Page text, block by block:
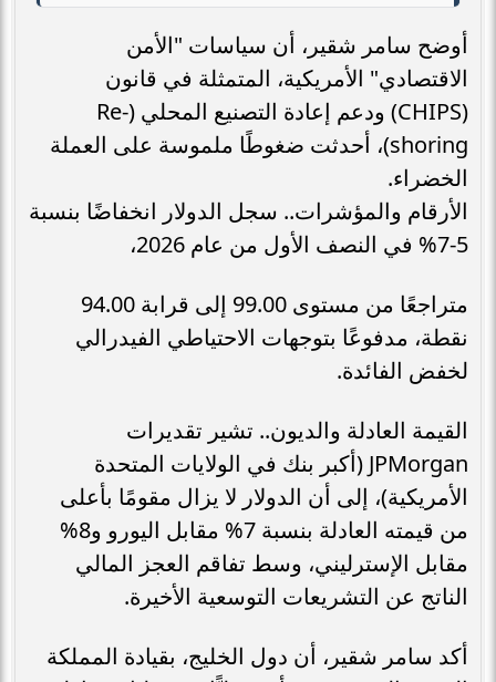
أوضح سامر شقير، أن سياسات "الأمن
الاقتصادي" الأمريكية، المتمثلة في قانون
(CHIPS) ودعم إعادة التصنيع المحلي (Re-
shoring)، أحدثت ضغوطًا ملموسة على العملة
الخضراء.
الأرقام والمؤشرات.. سجل الدولار انخفاضًا بنسبة
5-7% في النصف الأول من عام 2026،
متراجعًا من مستوى 99.00 إلى قرابة 94.00
نقطة، مدفوعًا بتوجهات الاحتياطي الفيدرالي
لخفض الفائدة.
القيمة العادلة والديون.. تشير تقديرات
JPMorgan (أكبر بنك في الولايات المتحدة
الأمريكية)، إلى أن الدولار لا يزال مقومًا بأعلى
من قيمته العادلة بنسبة 7% مقابل اليورو و8%
مقابل الإسترليني، وسط تفاقم العجز المالي
الناتج عن التشريعات التوسعية الأخيرة.
أكد سامر شقير، أن دول الخليج، بقيادة المملكة